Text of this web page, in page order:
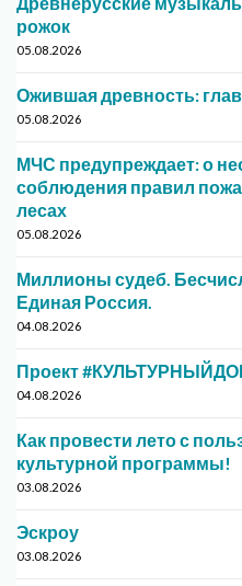
рожок
05.08.2026
Ожившая древность:
05.08.2026
МЧС предупреждает: о
соблюдения правил
лесах
05.08.2026
Миллионы судеб.
Единая Россия.
04.08.2026
Проект
04.08.2026
Как провести лето с
культурной программы!
03.08.2026
Эскроу
03.08.2026